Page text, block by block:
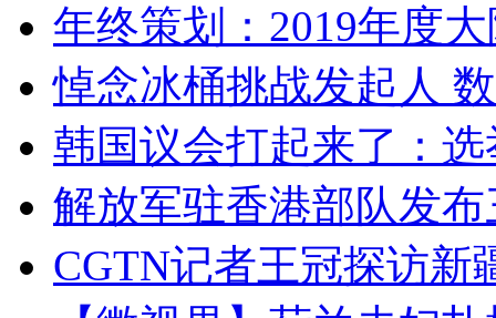
年终策划：2019年度
悼念冰桶挑战发起人
韩国议会打起来了：
解放军驻香港部队发
CGTN记者王冠探访新